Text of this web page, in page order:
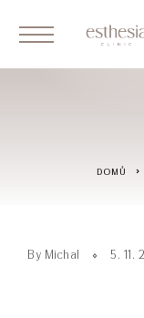
DOMŮ
By Michal 5. 11.